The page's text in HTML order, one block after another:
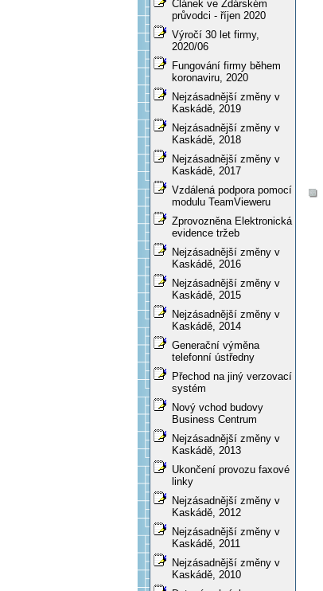
Článek ve Ždárském
průvodci - říjen 2020
Výročí 30 let firmy,
2020/06
Fungování firmy během
koronaviru, 2020
Nejzásadnější změny v
Kaskádě, 2019
Nejzásadnější změny v
Kaskádě, 2018
Nejzásadnější změny v
Kaskádě, 2017
Vzdálená podpora pomocí
modulu TeamVieweru
Zprovozněna Elektronická
evidence tržeb
Nejzásadnější změny v
Kaskádě, 2016
Nejzásadnější změny v
Kaskádě, 2015
Nejzásadnější změny v
Kaskádě, 2014
Generační výměna
telefonní ústředny
Přechod na jiný verzovací
systém
Nový vchod budovy
Business Centrum
Nejzásadnější změny v
Kaskádě, 2013
Ukončení provozu faxové
linky
Nejzásadnější změny v
Kaskádě, 2012
Nejzásadnější změny v
Kaskádě, 2011
Nejzásadnější změny v
Kaskádě, 2010